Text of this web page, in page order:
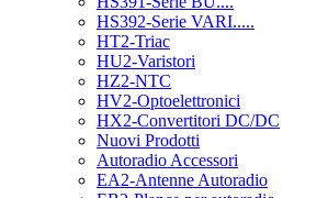
HS392-Serie VARI.....
HT2-Triac
HU2-Varistori
HZ2-NTC
HV2-Optoelettronici
HX2-Convertitori DC/DC
Nuovi Prodotti
Autoradio Accessori
EA2-Antenne Autoradio